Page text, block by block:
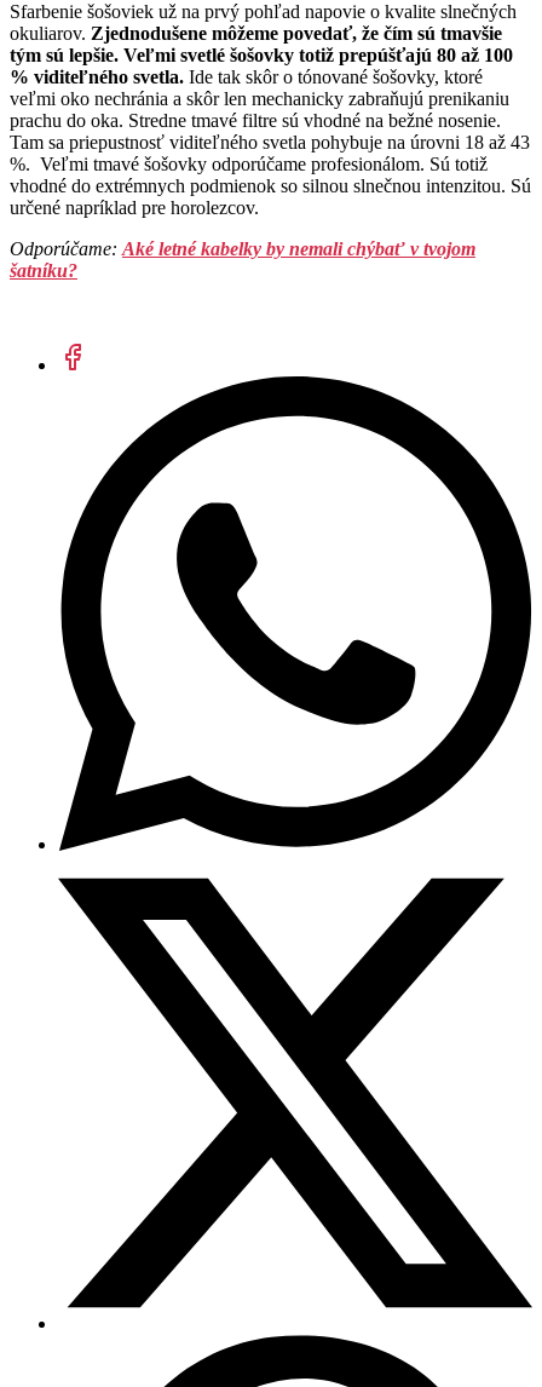
Sfarbenie šošoviek už na prvý pohľad napovie o kvalite slnečných
okuliarov. Zjednodušene môžeme povedať, že čím sú tmavšie
tým sú lepšie. Veľmi svetlé šošovky totiž prepúšťajú 80 až 100
% viditeľného svetla. Ide tak skôr o tónované šošovky, ktoré
veľmi oko nechránia a skôr len mechanicky zabraňujú prenikaniu
prachu do oka. Stredne tmavé filtre sú vhodné na bežné nosenie.
Tam sa priepustnosť viditeľného svetla pohybuje na úrovni 18 až 43
%. Veľmi tmavé šošovky odporúčame profesionálom. Sú totiž
vhodné do extrémnych podmienok so silnou slnečnou intenzitou. Sú
určené napríklad pre horolezcov.
Odporúčame: Aké letné kabelky by nemali chýbať v tvojom
šatníku?